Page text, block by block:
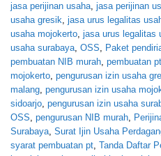
jasa perijinan usaha, jasa perijinan
usaha gresik, jasa urus legalitas
usaha mojokerto, jasa urus legalitas
usaha surabaya, OSS, Paket
pembuatan NIB murah, pembuatan
mojokerto, pengurusan izin usaha
malang, pengurusan izin usaha
sidoarjo, pengurusan izin usaha
OSS, pengurusan NIB murah,
Surabaya, Surat Ijin Usaha
syarat pembuatan pt, Tanda Daftar